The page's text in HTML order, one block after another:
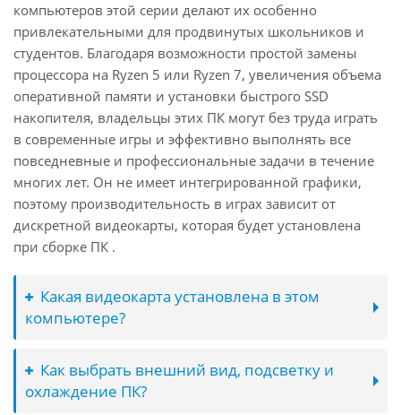
компьютеров этой серии делают их особенно
привлекательными для продвинутых школьников и
студентов. Благодаря возможности простой замены
процессора на Ryzen 5 или Ryzen 7, увеличения объема
оперативной памяти и установки быстрого SSD
накопителя, владельцы этих ПК могут без труда играть
в современные игры и эффективно выполнять все
повседневные и профессиональные задачи в течение
многих лет. Он не имеет интегрированной графики,
поэтому производительность в играх зависит от
дискретной видеокарты, которая будет установлена
при сборке ПК .
Какая видеокарта установлена в этом
компьютере?
Как выбрать внешний вид, подсветку и
охлаждение ПК?